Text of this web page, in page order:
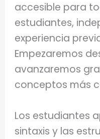
accesible para
estudiantes,
experiencia
Empezaremos
avanzaremos
conceptos más
Los estudiantes
sintaxis y las